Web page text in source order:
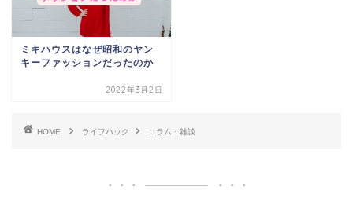
ミキハウスはなぜ昭和のヤン
キーファッションだったのか
2022年3月2日
HOME ライフハック コラム・雑談